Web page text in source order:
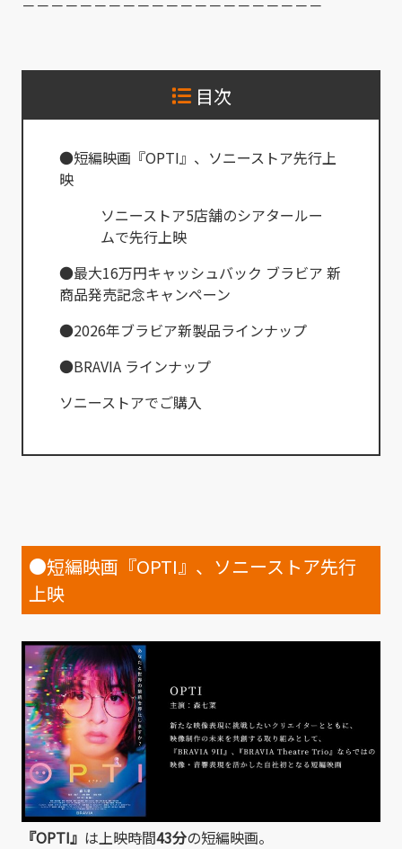
－－－－－－－－－－－－－－－－－－－－－
目次
●短編映画『OPTI』、ソニーストア先行上
映
ソニーストア5店舗のシアタールー
ムで先行上映
●最大16万円キャッシュバック ブラビア 新
商品発売記念キャンペーン
●2026年ブラビア新製品ラインナップ
●BRAVIA ラインナップ
ソニーストアでご購入
●短編映画『OPTI』、ソニーストア先行
上映
『OPTI』 は上映時間43分の短編映画。